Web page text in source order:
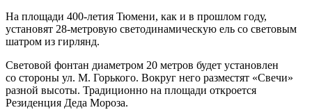
На площади 400-летия Тюмени, как и в прошлом году,
установят 28-метровую светодинамическую ель со световым
шатром из гирлянд.
Световой фонтан диаметром 20 метров будет установлен
со стороны ул. М. Горького. Вокруг него разместят «Свечи»
разной высоты. Традиционно на площади откроется
Резиденция Деда Мороза.